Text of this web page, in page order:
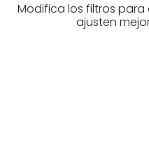
Modifica los filtros
ajusten